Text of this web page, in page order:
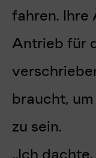
fahren. Ihre
Antrieb für
braucht,
zu sein.
„Ich